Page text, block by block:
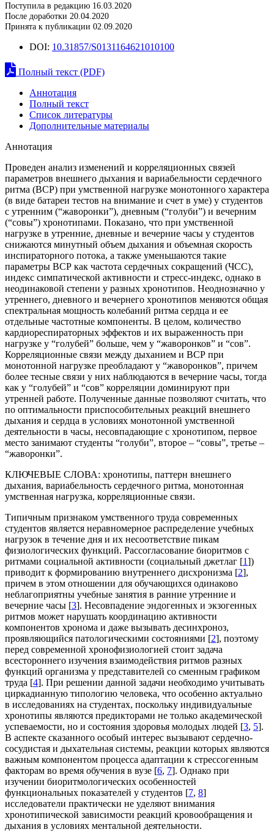
Поступила в редакцию 16.03.2020
После доработки 20.04.2020
Принята к публикации 02.09.2020
DOI: 10.31857/S0131164621010100
Полный текст (PDF)
Аннотация
Полный текст
Список литературы
Дополнительные материалы
Аннотация
Проведен анализ изменений и корреляционных связей
параметров внешнего дыхания и вариабельности сердечного
ритма (ВСР) при умственной нагрузке монотонного характера
(в виде батареи тестов на внимание и счет в уме) у студентов
с утренним (“жаворонки”), дневным (“голуби”) и вечерним
(“совы”) хронотипами. Показано, что при умственной
нагрузке в утренние, дневные и вечерние часы у студентов
снижаются минутный объем дыхания и объемная скорость
инспираторного потока, а также уменьшаются такие
параметры ВСР как частота сердечных сокращений (ЧСС),
индекс симпатической активности и стресс-индекс, однако в
неодинаковой степени у разных хронотипов. Неоднозначно у
утреннего, дневного и вечернего хронотипов меняются общая
спектральная мощность колебаний ритма сердца и ее
отдельные частотные компоненты. В целом, количество
кардиореспираторных эффектов и их выраженность при
нагрузке у “голубей” больше, чем у “жаворонков” и “сов”.
Корреляционные связи между дыханием и ВСР при
монотонной нагрузке преобладают у “жаворонков”, причем
более тесные связи у них наблюдаются в вечерние часы, тогда
как у “голубей” и “сов” корреляции доминируют при
утренней работе. Полученные данные позволяют считать, что
по оптимальности приспособительных реакций внешнего
дыхания и сердца в условиях монотонной умственной
деятельности в часы, несовпадающие с хронотипом, первое
место занимают студенты “голуби”, второе – “совы”, третье –
“жаворонки”.
КЛЮЧЕВЫЕ СЛОВА: хронотипы, паттерн внешнего
дыхания, вариабельность сердечного ритма, монотонная
умственная нагрузка, корреляционные связи.
Типичным признаком умственного труда современных
студентов является неравномерное распределение учебных
нагрузок в течение дня и их несоответствие пикам
физиологических функций. Рассогласование биоритмов с
ритмами социальной активности (социальный джетлаг [1])
приводит к формированию внутреннего дисхронизма [2],
причем в этом отношении для обучающихся одинаково
неблагоприятны учебные занятия в ранние утренние и
вечерние часы [3]. Несовпадение эндогенных и экзогенных
ритмов может нарушать координацию активности
компонентов хронома и даже вызывать десинхроноз,
проявляющийся патологическими состояниями [2], поэтому
перед современной хронофизиологией стоит задача
всестороннего изучения взаимодействия ритмов разных
функций организма у представителей со сменным графиком
труда [4]. При решении данной задачи необходимо учитывать
циркадианную типологию человека, что особенно актуально
в исследованиях на студентах, поскольку индивидуальные
хронотипы являются предикторами не только академической
успеваемости, но и состояния здоровья молодых людей [3, 5].
В аспекте сказанного особый интерес вызывают сердечно-
сосудистая и дыхательная системы, реакции которых являются
важным компонентом процесса адаптации к стрессогенным
факторам во время обучения в вузе [6, 7]. Однако при
изучении биоритмологических особенностей
функциональных показателей у студентов [7, 8]
исследователи практически не уделяют внимания
хронотипической зависимости реакций кровообращения и
дыхания в условиях ментальной деятельности.